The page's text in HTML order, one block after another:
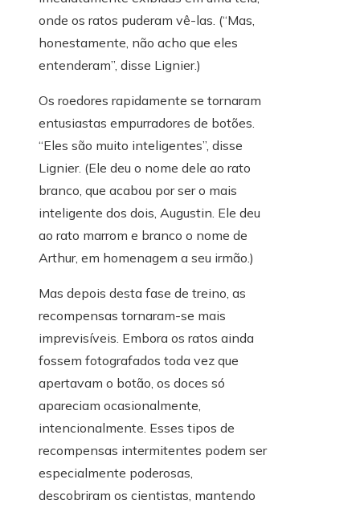
onde os ratos puderam vê-las. (“Mas,
honestamente, não acho que eles
entenderam”, disse Lignier.)
Os roedores rapidamente se tornaram
entusiastas empurradores de botões.
“Eles são muito inteligentes”, disse
Lignier. (Ele deu o nome dele ao rato
branco, que acabou por ser o mais
inteligente dos dois, Augustin. Ele deu
ao rato marrom e branco o nome de
Arthur, em homenagem a seu irmão.)
Mas depois desta fase de treino, as
recompensas tornaram-se mais
imprevisíveis. Embora os ratos ainda
fossem fotografados toda vez que
apertavam o botão, os doces só
apareciam ocasionalmente,
intencionalmente. Esses tipos de
recompensas intermitentes podem ser
especialmente poderosas,
descobriram os cientistas, mantendo